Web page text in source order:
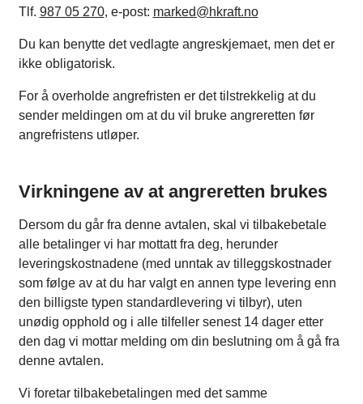
Tlf. 987 05 270, e-post: marked@hkraft.no
Du kan benytte det vedlagte angreskjemaet, men det er
ikke obligatorisk.
For å overholde angrefristen er det tilstrekkelig at du
sender meldingen om at du vil bruke angreretten før
angrefristens utløper.
Virkningene av at angreretten brukes
Dersom du går fra denne avtalen, skal vi tilbakebetale
alle betalinger vi har mottatt fra deg, herunder
leveringskostnadene (med unntak av tilleggskostnader
som følge av at du har valgt en annen type levering enn
den billigste typen standardlevering vi tilbyr), uten
unødig opphold og i alle tilfeller senest 14 dager etter
den dag vi mottar melding om din beslutning om å gå fra
denne avtalen.
Vi foretar tilbakebetalingen med det samme